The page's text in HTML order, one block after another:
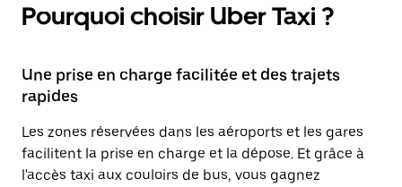
Pourquoi choisir Uber Taxi ?
Une prise en charge facilitée et des trajets
rapides
Les zones réservées dans les aéroports et les gares
facilitent la prise en charge et la dépose. Et grâce à
l'accès taxi aux couloirs de bus, vous gagnez